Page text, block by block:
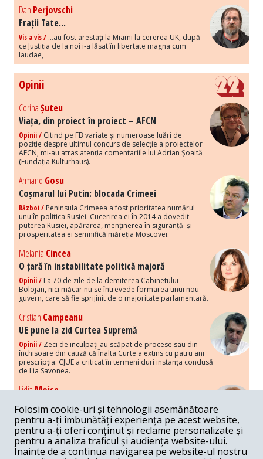
Dan Perjovschi
Frații Tate...
Vis a vis / ...au fost arestați la Miami la cererea UK, după
ce Justiția de la noi i-a lăsat în libertate magna cum
laudae,
Opinii
CorinaȘuteu
Viața, din proiect în proiect – AFCN
Opinii / Citind pe FB variate și numeroase luări de
poziție despre ultimul concurs de selecție a proiectelor
AFCN, mi-au atras atenția comentariile lui Adrian Șoaită
(Fundația Kulturhaus).
Armand Gosu
Coșmarul lui Putin: blocada Crimeei
Război / Peninsula Crimeea a fost prioritatea numărul
unu în politica Rusiei. Cucerirea ei în 2014 a dovedit
puterea Rusiei, apărarea, menținerea în siguranță și
prosperitatea ei semnifică măreția Moscovei.
Melania Cincea
O țară în instabilitate politică majoră
Opinii / La 70 de zile de la demiterea Cabinetului
Bolojan, nici măcar nu se întrevede formarea unui nou
guvern, care să fie sprijinit de o majoritate parlamentară.
Cristian Campeanu
UE pune la zid Curtea Supremă
Opinii / Zeci de inculpați au scăpat de procese sau din
închisoare din cauză că Înalta Curte a extins cu patru ani
prescripția. CJUE a criticat în termeni duri instanța condusă
de Lia Savonea.
LidiaMoise
Costurile economice ale haosului politic
Opinii / Economia nu poate rezista cu retorica falsă a
susținerii intereselor poporului, care, de fapt, ascunde
obsesia menținerii privilegiilor și a averilor unor caste.
Melania Cincea
Folosim cookie-uri și tehnologii asemănătoare
pentru a-ți îmbunătăți experiența pe acest website,
pentru a-ți oferi conținut și reclame personalizate și
pentru a analiza traficul și audiența website-ului.
Înainte de a continua navigarea pe website-ul nostru